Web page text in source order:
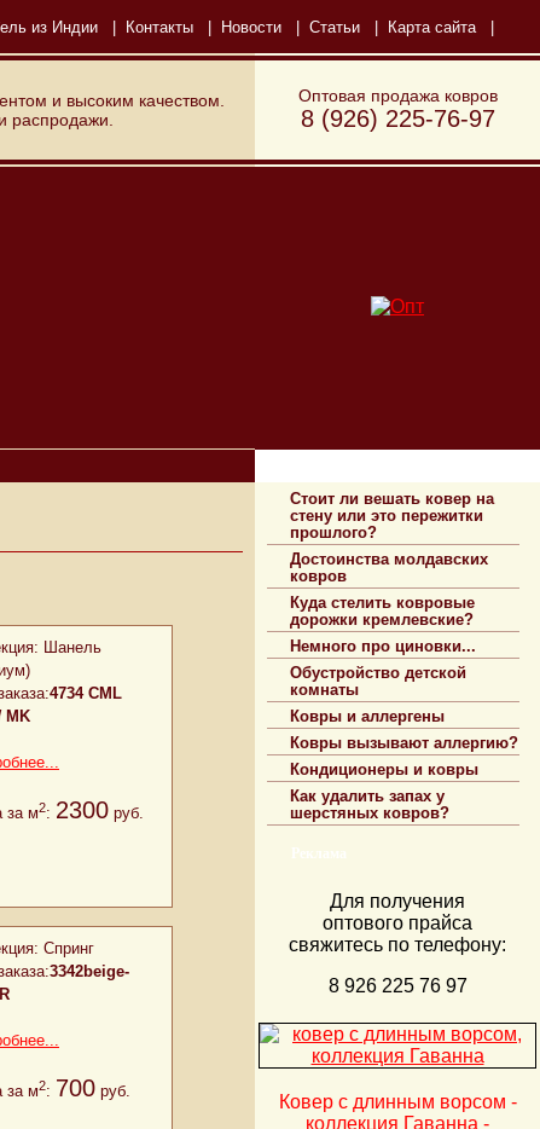
из Индии Контакты Новости Статьи Карта сайта|
и высоким качеством.
распродажи.
Оптовая продажа ковров
8 (926) 225-76-97
Шанель
4734 CML
MK
за м2: 2300 руб.
Спринг
3342beige-
за м2: 700 руб.
Стоит ли вешать ковер на
стену или это пережитки
прошлого?
Достоинства молдавских
ковров
Куда стелить ковровые
дорожки кремлевские?
Немного про циновки...
Обустройство детской
комнаты
Ковры и аллергены
Ковры вызывают аллергию?
Кондиционеры и ковры
Как удалить запах у
шерстяных ковров?
Реклама
Для получения
оптового прайса
свяжитесь по телефону:
8 926 225 76 97
Ковер с длинным ворсом -
коллекция Гаванна -